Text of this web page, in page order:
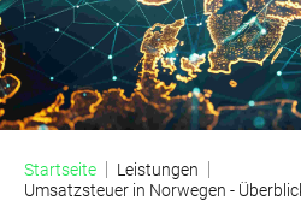
Startseite
Leistungen
Umsatzsteuer in Norwegen -